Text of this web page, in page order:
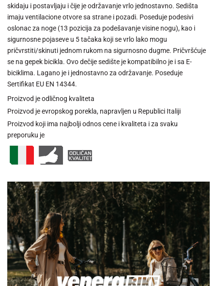
skidaju i postavljaju i čije je održavanje vrlo jednostavno. Sedišta
imaju ventilacione otvore sa strane i pozadi. Poseduje podesivi
oslonac za noge (13 pozicija za podešavanje visine nogu), kao i
sigurnosne pojaseve u 5 tačaka koji se vrlo lako mogu
pričvrstiti/skinuti jednom rukom na sigurnosno dugme. Pričvršćuje
se na gepek bicikla. Ovo dečije sedište je kompatibilno je i sa E-
biciklima. Lagano je i jednostavno za održavanje. Poseduje
Sertifikat EU EN 14344.
Proizvod je odličnog kvaliteta
Proizvod je evropskog porekla, napravljen u Republici Italiji
Proizvod koji ima najbolji odnos cene i kvaliteta i za svaku
preporuku je